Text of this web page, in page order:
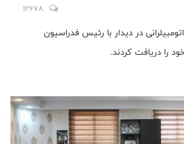
12678
در دیدار با رئیس فدراسیون
را دریافت کردند.